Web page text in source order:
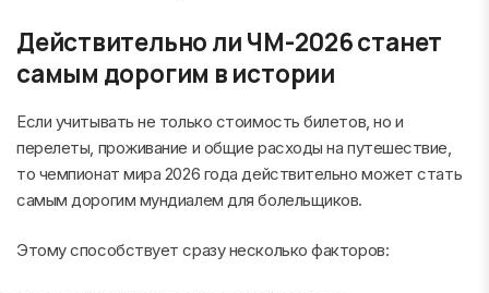
Действительно ли ЧМ-2026 станет
самым дорогим в истории
Если учитывать не только стоимость билетов, но и
перелеты, проживание и общие расходы на путешествие,
то чемпионат мира 2026 года действительно может стать
самым дорогим мундиалем для болельщиков.
Этому способствует сразу несколько факторов: